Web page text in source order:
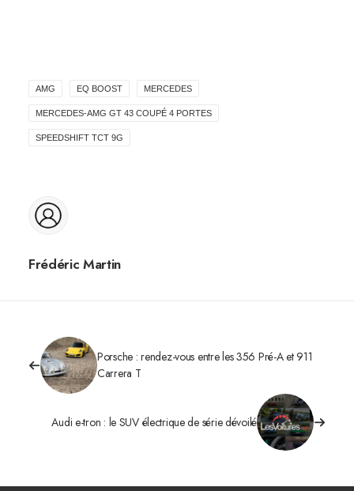
AMG EQ BOOST MERCEDES
MERCEDES-AMG GT 43 COUPÉ 4 PORTES
SPEEDSHIFT TCT 9G
Frédéric Martin
Porsche : rendez-vous entre les 356 Pré-A et 911
Carrera T
Audi e-tron : le SUV électrique de série dévoilé